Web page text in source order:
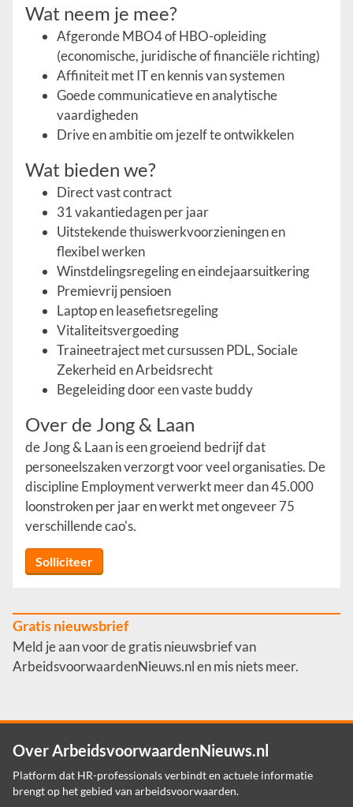
Wat neem je mee?
Afgeronde MBO4 of HBO-opleiding
(economische, juridische of financiële richting)
Affiniteit met IT en kennis van systemen
Goede communicatieve en analytische
vaardigheden
Drive en ambitie om jezelf te ontwikkelen
Wat bieden we?
Direct vast contract
31 vakantiedagen per jaar
Uitstekende thuiswerkvoorzieningen en
flexibel werken
Winstdelingsregeling en eindejaarsuitkering
Premievrij pensioen
Laptop en leasefietsregeling
Vitaliteitsvergoeding
Traineetraject met cursussen PDL, Sociale
Zekerheid en Arbeidsrecht
Begeleiding door een vaste buddy
Over de Jong & Laan
de Jong & Laan is een groeiend bedrijf dat
personeelszaken verzorgt voor veel organisaties. De
discipline Employment verwerkt meer dan 45.000
loonstroken per jaar en werkt met ongeveer 75
verschillende cao's.
Solliciteer
Gratis nieuwsbrief
Meld je aan voor de gratis nieuwsbrief van
ArbeidsvoorwaardenNieuws.nl en mis niets meer.
Over ArbeidsvoorwaardenNieuws.nl
Platform dat HR-professionals verbindt en actuele informatie
brengt op het gebied van arbeidsvoorwaarden.